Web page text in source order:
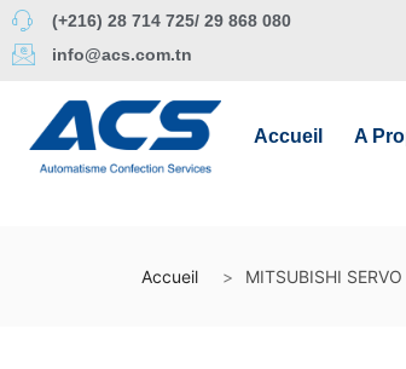
(+216) 28 714 725/ 29 868 080
info@acs.com.tn
Accueil A
Accueil MITSUBISHI